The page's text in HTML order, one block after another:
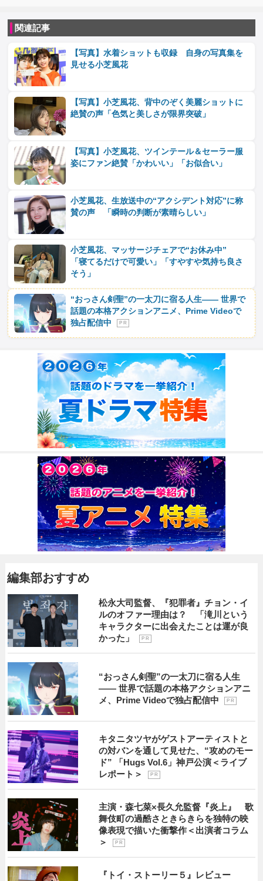
関連記事
【写真】水着ショットも収録 自身の写真集を
見せる小芝風花
【写真】小芝風花、背中のぞく美麗ショットに
絶賛の声「色気と美しさが限界突破」
【写真】小芝風花、ツインテール＆セーラー服
姿にファン絶賛「かわいい」「お似合い」
小芝風花、生放送中の“アクシデント対応”に称
賛の声 「瞬時の判断が素晴らしい」
小芝風花、マッサージチェアで“お休み中”
「寝てるだけで可愛い」「すやすや気持ち良さ
そう」
“おっさん剣聖”の一太刀に宿る人生―― 世界で
話題の本格アクションアニメ、Prime Videoで
独占配信中
P R
編集部おすすめ
松永大司監督、『犯罪者』チョン・イ
ルのオファー理由は？ 「滝川という
キャラクターに出会えたことは運が良
かった」
P R
“おっさん剣聖”の一太刀に宿る人生
―― 世界で話題の本格アクションアニ
メ、Prime Videoで独占配信中
P R
キタニタツヤがゲストアーティストと
の対バンを通して見せた、“攻めのモー
ド” 「Hugs Vol.6」神戸公演＜ライブ
レポート＞
P R
主演・森七菜×長久允監督『炎上』 歌
舞伎町の過酷さときらきらを独特の映
像表現で描いた衝撃作＜出演者コラム
＞
P R
『トイ・ストーリー５』レビュー